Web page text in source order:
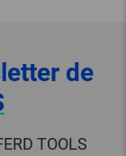
de
TOOLS